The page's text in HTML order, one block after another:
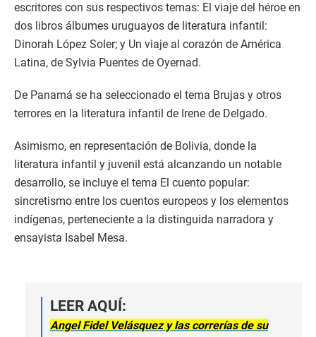
escritores con sus respectivos temas: El viaje del héroe en
dos libros álbumes uruguayos de literatura infantil:
Dinorah López Soler; y Un viaje al corazón de América
Latina, de Sylvia Puentes de Oyernad.
De Panamá se ha seleccionado el tema Brujas y otros
terrores en la literatura infantil de Irene de Delgado.
Asimismo, en representación de Bolivia, donde la
literatura infantil y juvenil está alcanzando un notable
desarrollo, se incluye el tema El cuento popular:
sincretismo entre los cuentos europeos y los elementos
indígenas, perteneciente a la distinguida narradora y
ensayista Isabel Mesa.
LEER AQUÍ:
Angel Fidel Velásquez y las correrías de su